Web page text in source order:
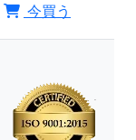
今買う